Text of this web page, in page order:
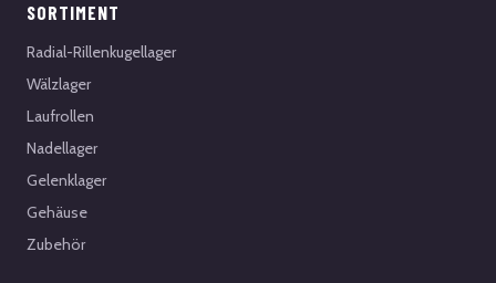
SORTIMENT
Radial-Rillenkugellager
Wälzlager
Laufrollen
Nadellager
Gelenklager
Gehäuse
Zubehör